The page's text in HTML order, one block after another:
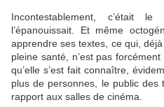
Incontestablement, c’était
l’épanouissait. Et même
apprendre ses textes, ce qui,
pleine santé, n’est pas
qu’elle s’est fait connaître,
plus de personnes, le public
rapport aux salles de cinéma.